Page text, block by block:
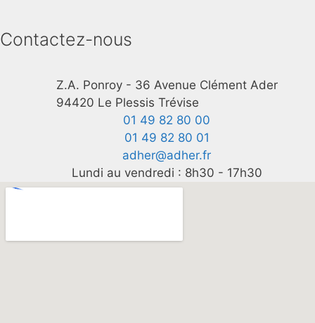
Contactez-nous
Z.A. Ponroy - 36 Avenue Clément Ader
94420 Le Plessis Trévise
01 49 82 80 00
01 49 82 80 01
adher@adher.fr
Lundi au vendredi : 8h30 - 17h30